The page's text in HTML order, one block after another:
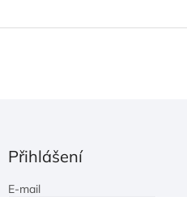
Přihlášení
E-mail